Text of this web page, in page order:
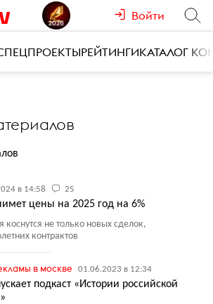
Войти
РЕЙТИНГИКАТАЛОГ
в 14:58 25
цены на 2025 год на 6%
коснутся не только новых сделок,
контрактов
в москве 01.06.2023 в 12:34
подкаст «Истории российской